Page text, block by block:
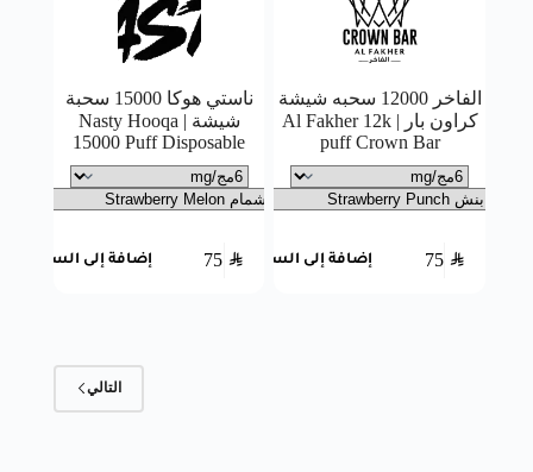
الفاخر 12000 سحبه شيشة
كراون بار | Al Fakher 12k
puff Crown Bar
75 SAR إضافة إلى السلة
ناستي هوكا 15000 سحبة
شيشة | Nasty Hooqa
15000 Puff Disposable
75 SAR إضافة إلى السلة
التالي